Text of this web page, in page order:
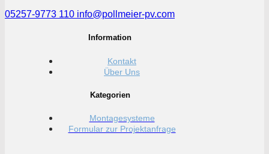
05257-9773 110 info@pollmeier-pv.com
Information
Kontakt
Über Uns
Kategorien
Montagesysteme
Formular zur Projektanfrage